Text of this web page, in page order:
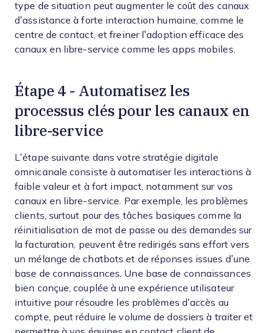
type de situation peut augmenter le coût des canaux
d’assistance à forte interaction humaine, comme le
centre de contact, et freiner l’adoption efficace des
canaux en libre-service comme les apps mobiles.
Étape 4 - Automatisez les
processus clés pour les canaux en
libre-service
L’étape suivante dans votre stratégie digitale
omnicanale consiste à automatiser les interactions à
faible valeur et à fort impact, notamment sur vos
canaux en libre-service. Par exemple, les problèmes
clients, surtout pour des tâches basiques comme la
réinitialisation de mot de passe ou des demandes sur
la facturation, peuvent être redirigés sans effort vers
un mélange de chatbots et de réponses issues d’une
base de connaissances. Une base de connaissances
bien conçue, couplée à une expérience utilisateur
intuitive pour résoudre les problèmes d’accès au
compte, peut réduire le volume de dossiers à traiter et